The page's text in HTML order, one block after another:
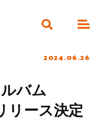
2024.06.26
バム
リース決定